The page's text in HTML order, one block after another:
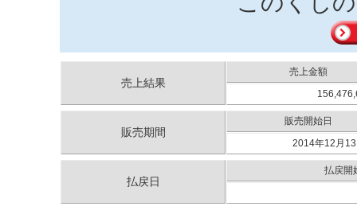
売上結果
売上金額
販売期間
販売開始日
2014年12月
払戻日
払戻開